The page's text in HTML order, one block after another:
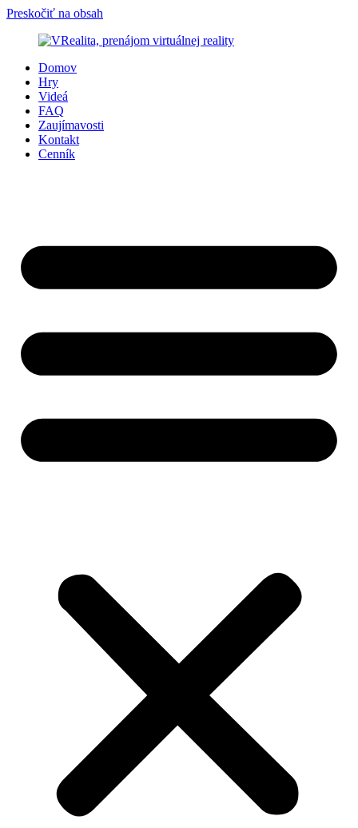
Preskočiť na obsah
Domov
Hry
Videá
FAQ
Zaujímavosti
Kontakt
Cenník